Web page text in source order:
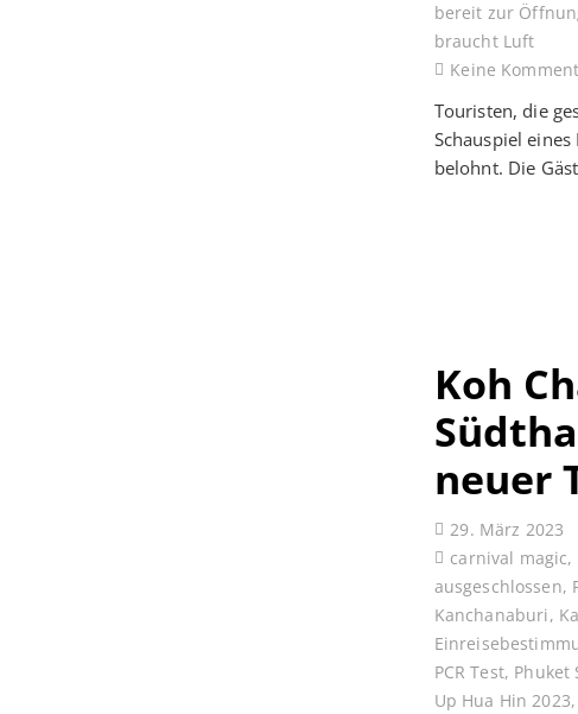
bereit zur
braucht Luft
Keine
Touristen, die
Schauspiel
belohnt. Die
Koh
neuer
29. März 2023
carnival magic,
ausgeschlossen,
Kanchanaburi,
PCR Test, Phuket
Up Hua Hin 2023